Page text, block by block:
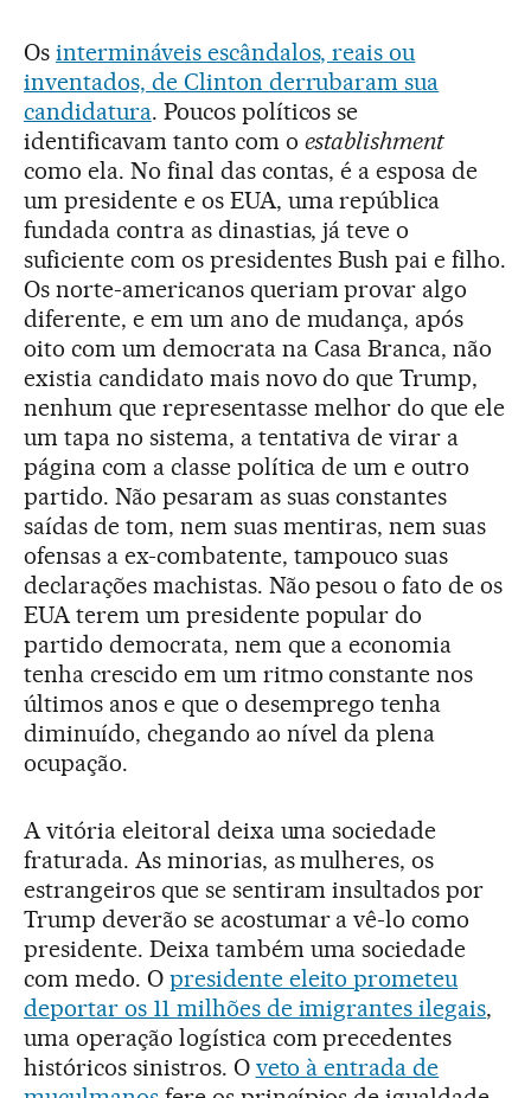
Os intermináveis escândalos, reais ou
inventados, de Clinton derrubaram sua
candidatura. Poucos políticos se
identificavam tanto com o establishment
como ela. No final das contas, é a esposa de
um presidente e os EUA, uma república
fundada contra as dinastias, já teve o
suficiente com os presidentes Bush pai e filho.
Os norte-americanos queriam provar algo
diferente, e em um ano de mudança, após
oito com um democrata na Casa Branca, não
existia candidato mais novo do que Trump,
nenhum que representasse melhor do que ele
um tapa no sistema, a tentativa de virar a
página com a classe política de um e outro
partido. Não pesaram as suas constantes
saídas de tom, nem suas mentiras, nem suas
ofensas a ex-combatente, tampouco suas
declarações machistas. Não pesou o fato de os
EUA terem um presidente popular do
partido democrata, nem que a economia
tenha crescido em um ritmo constante nos
últimos anos e que o desemprego tenha
diminuído, chegando ao nível da plena
ocupação.
A vitória eleitoral deixa uma sociedade
fraturada. As minorias, as mulheres, os
estrangeiros que se sentiram insultados por
Trump deverão se acostumar a vê-lo como
presidente. Deixa também uma sociedade
com medo. O presidente eleito prometeu
deportar os 11 milhões de imigrantes ilegais,
uma operação logística com precedentes
históricos sinistros. O veto à entrada de